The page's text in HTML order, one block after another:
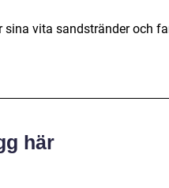
sina vita sandstränder och
här